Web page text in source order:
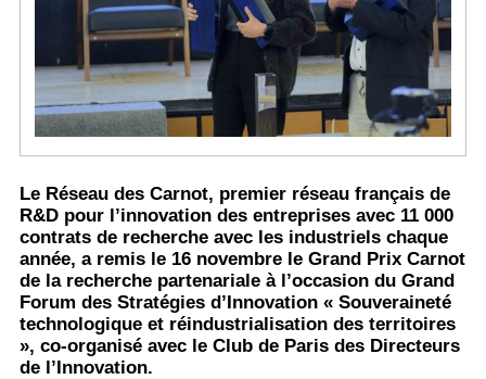
Le Réseau des Carnot, premier réseau français de
R&D pour l’innovation des entreprises avec 11 000
contrats de recherche avec les industriels chaque
année, a remis le 16 novembre le Grand Prix Carnot
de la recherche partenariale à l’occasion du Grand
Forum des Stratégies d’Innovation « Souveraineté
technologique et réindustrialisation des territoires
», co-organisé avec le Club de Paris des Directeurs
de l’Innovation.